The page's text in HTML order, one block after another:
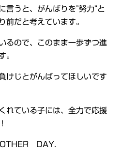
言うと、がんばりを”努力”と
前だと考えています。
るので、このまま一歩ずつ進
。
けじとがんばってほしいです
れている子には、全力で応援
DAY.